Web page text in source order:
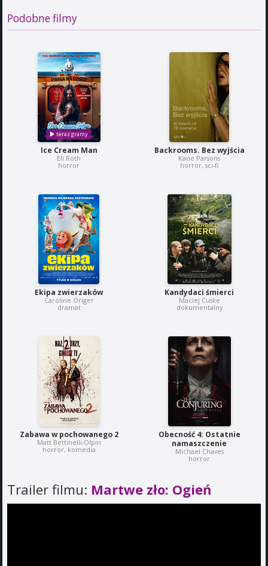
Podobne filmy
Ice Cream Man
Eli Roth
horror
Backrooms. Bez wyjścia
Kane Parsons
horror, sci-fi
Ekipa zwierzaków
Caroline Origer
dramat
Kandydaci śmierci
Maciej Cuske
dokumentalny
Zabawa w pochowanego 2
Matt Bettinelli-Olpin
horror, komedia
Obecność 4: Ostatnie
namaszczenie
Michael Chaves
horror
Trailer filmu: Martwe zło: Ogień